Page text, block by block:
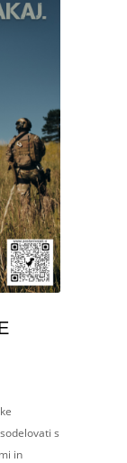
s
in